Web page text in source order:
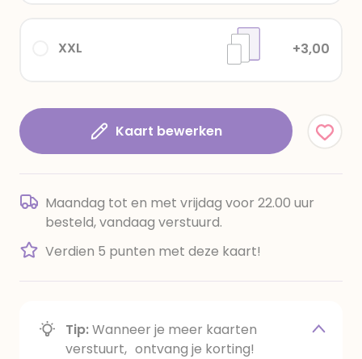
XXL +3,00
Kaart bewerken
Maandag tot en met vrijdag voor 22.00 uur
besteld, vandaag verstuurd.
Verdien 5 punten met deze kaart!
Tip:Wanneer je meer kaarten
verstuurt, ontvang je korting!